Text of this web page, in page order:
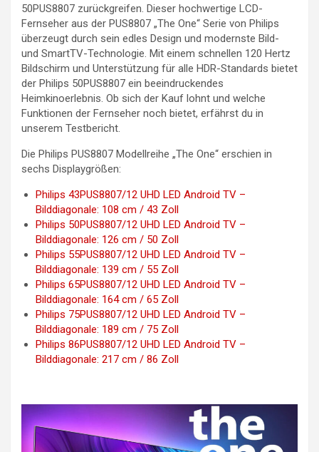
50PUS8807 zurückgreifen. Dieser hochwertige LCD-
Fernseher aus der PUS8807 „The One“ Serie von Philips
überzeugt durch sein edles Design und modernste Bild-
und SmartTV-Technologie. Mit einem schnellen 120 Hertz
Bildschirm und Unterstützung für alle HDR-Standards bietet
der Philips 50PUS8807 ein beeindruckendes
Heimkinoerlebnis. Ob sich der Kauf lohnt und welche
Funktionen der Fernseher noch bietet, erfährst du in
unserem Testbericht.
Die Philips PUS8807 Modellreihe „The One“ erschien in
sechs Displaygrößen:
Philips 43PUS8807/12 UHD LED Android TV –
Bilddiagonale: 108 cm / 43 Zoll
Philips 50PUS8807/12 UHD LED Android TV –
Bilddiagonale: 126 cm / 50 Zoll
Philips 55PUS8807/12 UHD LED Android TV –
Bilddiagonale: 139 cm / 55 Zoll
Philips 65PUS8807/12 UHD LED Android TV –
Bilddiagonale: 164 cm / 65 Zoll
Philips 75PUS8807/12 UHD LED Android TV –
Bilddiagonale: 189 cm / 75 Zoll
Philips 86PUS8807/12 UHD LED Android TV –
Bilddiagonale: 217 cm / 86 Zoll